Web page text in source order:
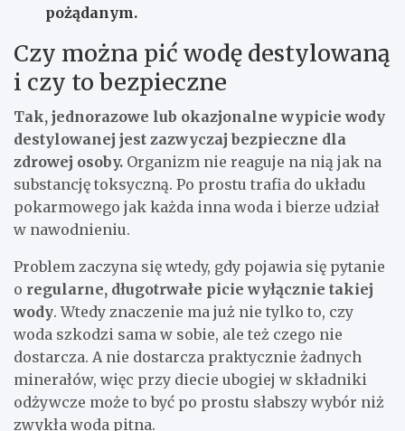
pożądanym.
Czy można pić wodę destylowaną
i czy to bezpieczne
Tak, jednorazowe lub okazjonalne wypicie wody
destylowanej jest zazwyczaj bezpieczne dla
zdrowej osoby. Organizm nie reaguje na nią jak na
substancję toksyczną. Po prostu trafia do układu
pokarmowego jak każda inna woda i bierze udział
w nawodnieniu.
Problem zaczyna się wtedy, gdy pojawia się pytanie
o regularne, długotrwałe picie wyłącznie takiej
wody. Wtedy znaczenie ma już nie tylko to, czy
woda szkodzi sama w sobie, ale też czego nie
dostarcza. A nie dostarcza praktycznie żadnych
minerałów, więc przy diecie ubogiej w składniki
odżywcze może to być po prostu słabszy wybór niż
zwykła woda pitna.